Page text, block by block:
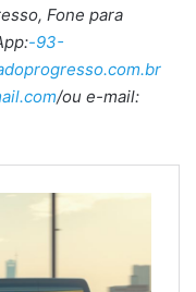
Fone para
-93-
/ou e-mail: